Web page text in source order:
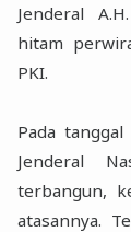
Jenderal
hitam
PKI.
Pada
Jenderal
terbangun,
atasannya.